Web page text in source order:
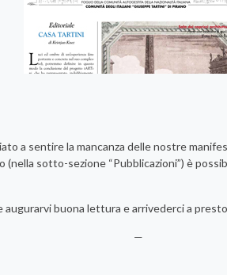
a sentire la mancanza delle nostre
sotto-sezione “Pubblicazioni”) è
augurarvi buona lettura e arrivederci a
—